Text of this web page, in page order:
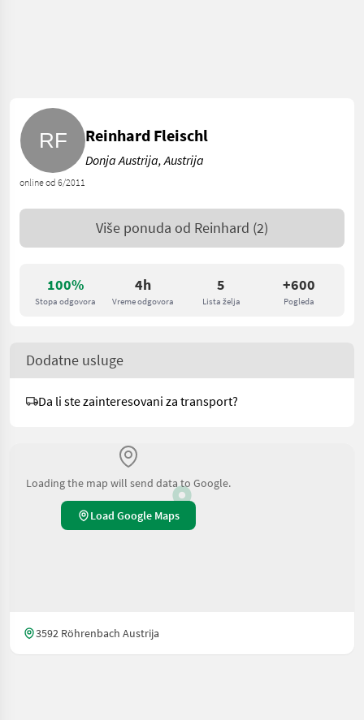
100%
Stopa odgovora
4h
Vreme odgovora
5
Lista želja
+600
Pogleda
online od 6/2011
Reinhard Fleischl
Donja Austrija, Austrija
Više ponuda od Reinhard (2)
Dodatne usluge
Da li ste zainteresovani za transport?
Loading the map will send data to Google.
Load Google Maps
3592 Röhrenbach Austrija